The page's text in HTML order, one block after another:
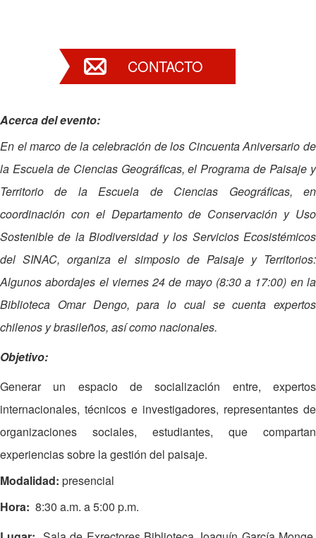
CONTACTO
Acerca del evento:
En el marco de la celebración de los Cincuenta Aniversario de
la Escuela de Ciencias Geográficas, el Programa de Paisaje y
Territorio de la Escuela de Ciencias Geográficas, en
coordinación con el Departamento de Conservación y Uso
Sostenible de la Biodiversidad y los Servicios Ecosistémicos
del SINAC, organiza el simposio de Paisaje y Territorios:
Algunos abordajes el viernes 24 de mayo (8:30 a 17:00) en la
Biblioteca Omar Dengo, para lo cual se cuenta expertos
chilenos y brasileños, así como nacionales.
Objetivo:
Generar un espacio de socialización entre, expertos
internacionales, técnicos e investigadores, representantes de
organizaciones sociales, estudiantes, que compartan
experiencias sobre la gestión del paisaje.
Modalidad: presencial
Hora: 8:30 a.m. a 5:00 p.m.